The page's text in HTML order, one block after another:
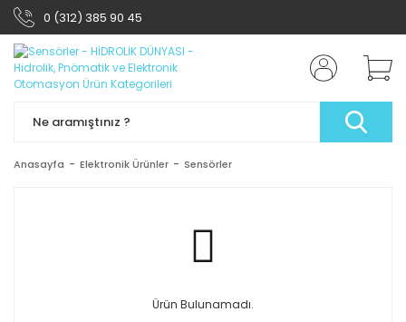
0 (312) 385 90 45
Anasayfa Elektronik Ürünler Sensörler
Ürün Bulunamadı.